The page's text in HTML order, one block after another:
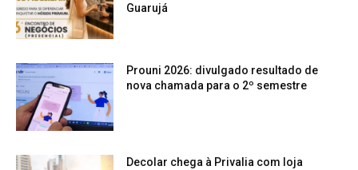
Guarujá
Prouni 2026: divulgado resultado de
nova chamada para o 2º semestre
Decolar chega à Privalia com loja